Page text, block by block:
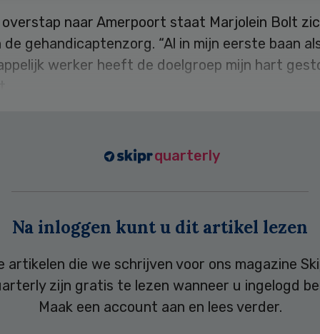
naar Amerpoort staat Marjolein Bolt
de gehandicaptenzorg. “Al in mijn eerste baan
werker heeft de doelgroep mijn hart
quarterly
Na inloggen kunt u dit artikel lezen
artikelen die we schrijven voor ons magazine
zijn gratis te lezen wanneer u ingelogd
Maak een account aan en lees verder.